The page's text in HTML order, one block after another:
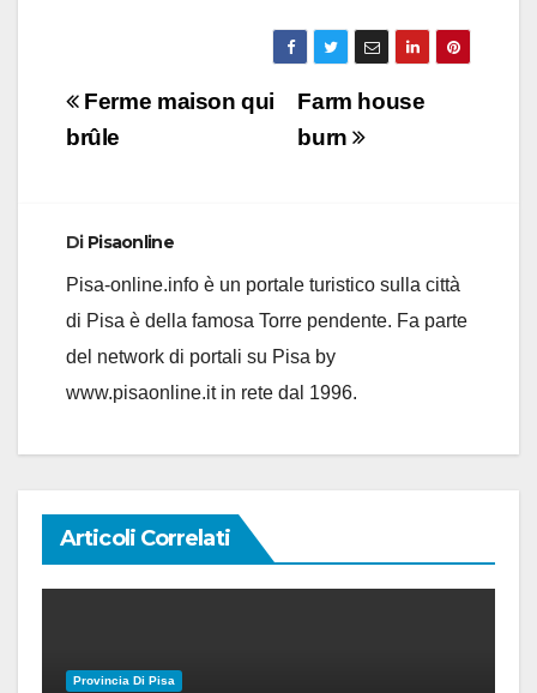
Navigazione
articoli
Farm house
burn
Ferme maison qui
brûle
Di Pisaonline
Pisa-online.info è un portale turistico sulla città
di Pisa è della famosa Torre pendente. Fa parte
del network di portali su Pisa by
www.pisaonline.it in rete dal 1996.
Articoli Correlati
Provincia Di Pisa